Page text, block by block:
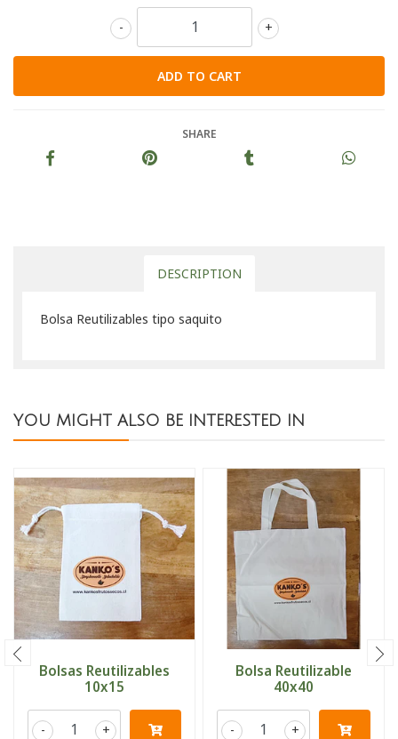
+
-
SHARE
DESCRIPTION
Bolsa Reutilizables tipo saquito
YOU MIGHT ALSO BE INTERESTED IN
Bolsas Reutilizables
10x15
+
-
Bolsa Reutilizable
40x40
+
-